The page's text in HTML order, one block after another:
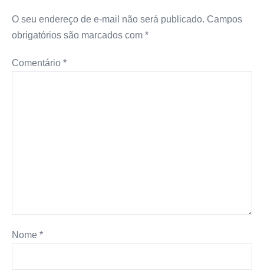
O seu endereço de e-mail não será publicado. Campos
obrigatórios são marcados com *
Comentário *
Nome *